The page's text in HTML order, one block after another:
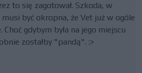
to się zagotował. Szkoda, w
być okropna, że Vet już w ogóle
gdybym była na jego miejscu
zostałby "pandą". :>